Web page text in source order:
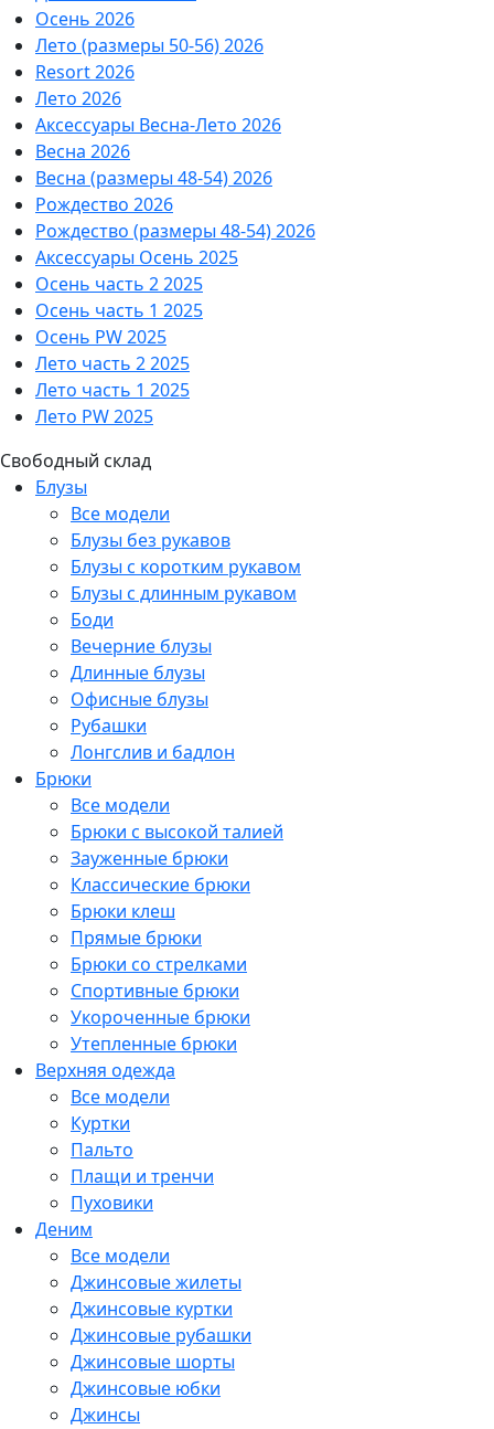
Осень 2026
Лето (размеры 50-56) 2026
Resort 2026
Лето 2026
Аксессуары Весна-Лето 2026
Весна 2026
Весна (размеры 48-54) 2026
Рождество 2026
Рождество (размеры 48-54) 2026
Аксессуары Осень 2025
Осень часть 2 2025
Осень часть 1 2025
Осень PW 2025
Лето часть 2 2025
Лето часть 1 2025
Лето PW 2025
Свободный склад
Блузы
Все модели
Блузы без рукавов
Блузы с коротким рукавом
Блузы с длинным рукавом
Боди
Вечерние блузы
Длинные блузы
Офисные блузы
Рубашки
Лонгслив и бадлон
Брюки
Все модели
Брюки с высокой талией
Зауженные брюки
Классические брюки
Брюки клеш
Прямые брюки
Брюки со стрелками
Спортивные брюки
Укороченные брюки
Утепленные брюки
Верхняя одежда
Все модели
Куртки
Пальто
Плащи и тренчи
Пуховики
Деним
Все модели
Джинсовые жилеты
Джинсовые куртки
Джинсовые рубашки
Джинсовые шорты
Джинсовые юбки
Джинсы